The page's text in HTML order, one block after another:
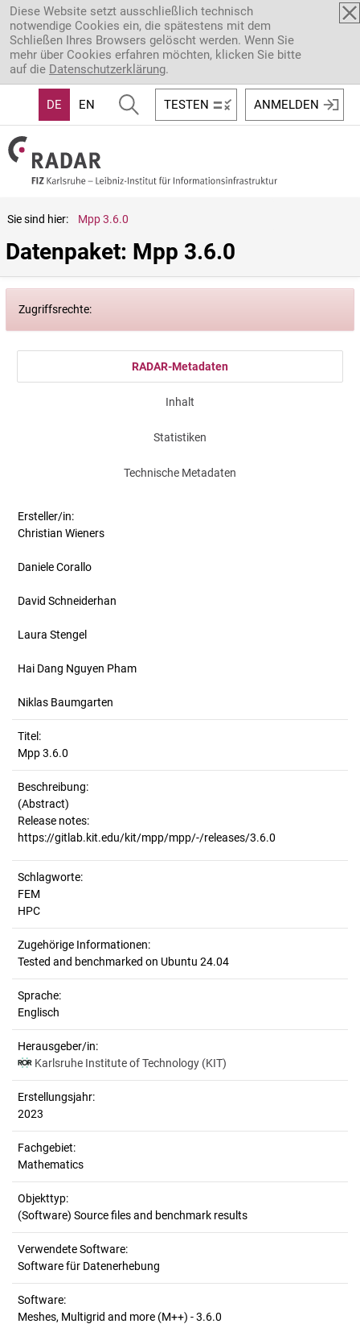
Direkt zum Inhalt
Diese Website setzt ausschließlich technisch
notwendige Cookies ein, die spätestens mit dem
Schließen Ihres Browsers gelöscht werden. Wenn Sie
mehr über Cookies erfahren möchten, klicken Sie bitte
auf die Datenschutzerklärung.
DE EN TESTEN ANMELDEN
Sie sind hier: Mpp 3.6.0
Datenpaket: Mpp 3.6.0
Zugriffsrechte:
RADAR-Metadaten
Inhalt
Statistiken
Technische Metadaten
Ersteller/in:
Christian Wieners
Daniele Corallo
David Schneiderhan
Laura Stengel
Hai Dang Nguyen Pham
Niklas Baumgarten
Titel:
Mpp 3.6.0
Beschreibung:
(Abstract)
Release notes:
Schlagworte:
FEM
HPC
Zugehörige Informationen:
Tested and benchmarked on Ubuntu 24.04
Sprache:
Englisch
Herausgeber/in:
Karlsruhe Institute of Technology (KIT)
Erstellungsjahr:
2023
Fachgebiet:
Mathematics
Objekttyp:
(Software) Source files and benchmark results
Verwendete Software:
Software für Datenerhebung
Software:
Meshes, Multigrid and more (M++) - 3.6.0